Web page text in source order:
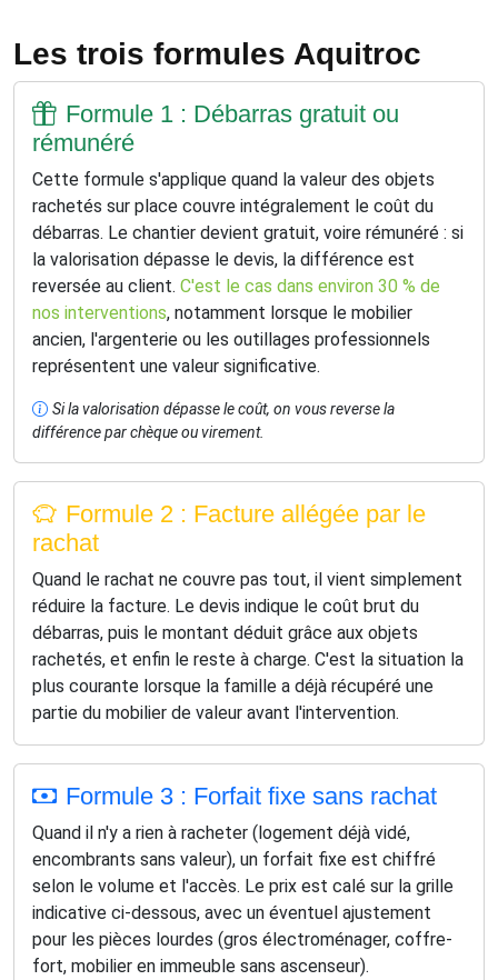
Les trois formules Aquitroc
Formule 1 : Débarras gratuit ou
rémunéré
Cette formule s'applique quand la valeur des objets
rachetés sur place couvre intégralement le coût du
débarras. Le chantier devient gratuit, voire rémunéré : si
la valorisation dépasse le devis, la différence est
reversée au client. C'est le cas dans environ 30 % de
nos interventions, notamment lorsque le mobilier
ancien, l'argenterie ou les outillages professionnels
représentent une valeur significative.
Si la valorisation dépasse le coût, on vous reverse la
différence par chèque ou virement.
Formule 2 : Facture allégée par le
rachat
Quand le rachat ne couvre pas tout, il vient simplement
réduire la facture. Le devis indique le coût brut du
débarras, puis le montant déduit grâce aux objets
rachetés, et enfin le reste à charge. C'est la situation la
plus courante lorsque la famille a déjà récupéré une
partie du mobilier de valeur avant l'intervention.
Formule 3 : Forfait fixe sans rachat
Quand il n'y a rien à racheter (logement déjà vidé,
encombrants sans valeur), un forfait fixe est chiffré
selon le volume et l'accès. Le prix est calé sur la grille
indicative ci-dessous, avec un éventuel ajustement
pour les pièces lourdes (gros électroménager, coffre-
fort, mobilier en immeuble sans ascenseur).